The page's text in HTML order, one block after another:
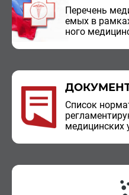
Пе­ре­чень
е­мых в
но­го
Спи­сок
ме­ди­цин­ских